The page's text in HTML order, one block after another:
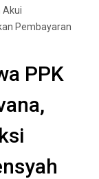
Akui
Pembayaran
PPK